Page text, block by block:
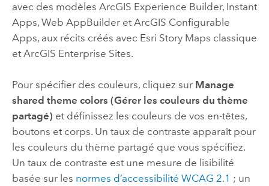
avec des modèles ArcGIS Experience Builder, Instant
Apps, Web AppBuilderet ArcGIS Configurable
Apps, aux récits créés avec Esri Story Maps classique
et ArcGIS Enterprise Sites.
Pour spécifier des couleurs, cliquez sur Manage
shared theme colors (Gérer les couleurs du thème
partagé) et définissez les couleurs de vos en-têtes,
boutons et corps. Un taux de contraste apparaît pour
les couleurs du thème partagé que vous spécifiez.
Un taux de contraste est une mesure de lisibilité
basée sur les normes d’accessibilité WCAG 2.1 ; un